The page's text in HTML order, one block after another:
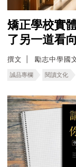
矯正學校實
了另一道看
撰文 勵志中學國
誠品專欄 閱讀文化